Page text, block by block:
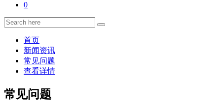
0
首页
新闻资讯
常见问题
查看详情
常见问题